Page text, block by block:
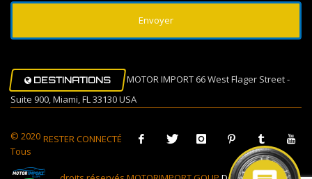
DESTINATIONS
MOTOR IMPORT 66 West Flager Street -
Suite 900, Miami, FL 33130 USA
RESTER CONNECTÉ
© 2020
Tous